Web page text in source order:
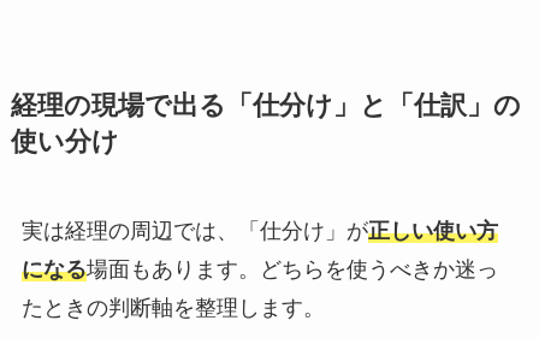
経理の現場で出る「仕分け」と「仕訳」の
使い分け
実は経理の周辺では、「仕分け」が正しい使い方
になる場面もあります。どちらを使うべきか迷っ
たときの判断軸を整理します。